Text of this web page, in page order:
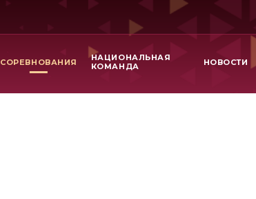
СОРЕВНОВАНИЯ
НАЦИОНАЛЬНАЯ
КОМАНДА
НОВОСТИ